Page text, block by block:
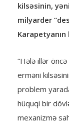
kilsəsinin,
milyarder
Karapetyanın
“Hələ illər
erməni
problem
hüquqi bir
mexanizmə